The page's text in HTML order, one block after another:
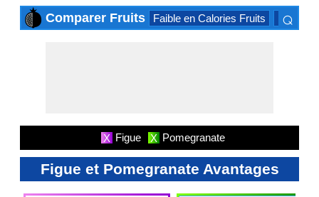
Comparer Fruits Faible en Calories Fruits Haute
⌕
X Figue X Pomegranate
Figue et Pomegranate Avantages